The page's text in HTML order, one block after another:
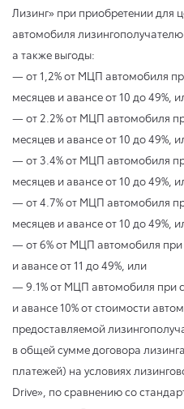
Лизинг» при приобретении для
автомобиля
а также выгоды:
— от 1,2% от МЦП автомобиля
месяцев и авансе от 10 до 49%,
— от 2.2% от МЦП автомобиля
месяцев и авансе от 10 до 49%,
— от 3.4% от МЦП автомобиля
месяцев и авансе от 10 до 49%,
— от 4.7% от МЦП автомобиля
месяцев и авансе от 10 до 49%,
— от 6% от МЦП автомобиля при
и авансе от 11 до 49%, или
— 9.1% от МЦП автомобиля при
и авансе 10% от стоимости
предоставляемой
в общей сумме договора
платежей) на условиях
Drive», по сравнению со